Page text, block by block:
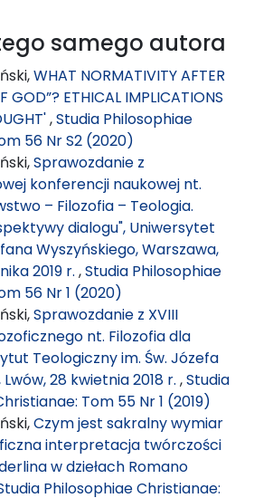
samego autora
WHAT NORMATIVITY AFTER
GOD”? ETHICAL IMPLICATIONS
,Studia Philosophiae
56 Nr S2 (2020)
Sprawozdanie z
konferencji naukowej nt.
– Filozofia – Teologia.
dialogu", Uniwersytet
Wyszyńskiego, Warszawa,
2019 r. ,Studia Philosophiae
56 Nr 1 (2020)
Sprawozdanie z XVIII
nt. Filozofia dla
Teologiczny im. Św. Józefa
28 kwietnia 2018 r. ,Studia
Tom 55 Nr 1 (2019)
Czym jest sakralny wymiar
interpretacja twórczości
w dziełach Romano
Philosophiae Christianae: